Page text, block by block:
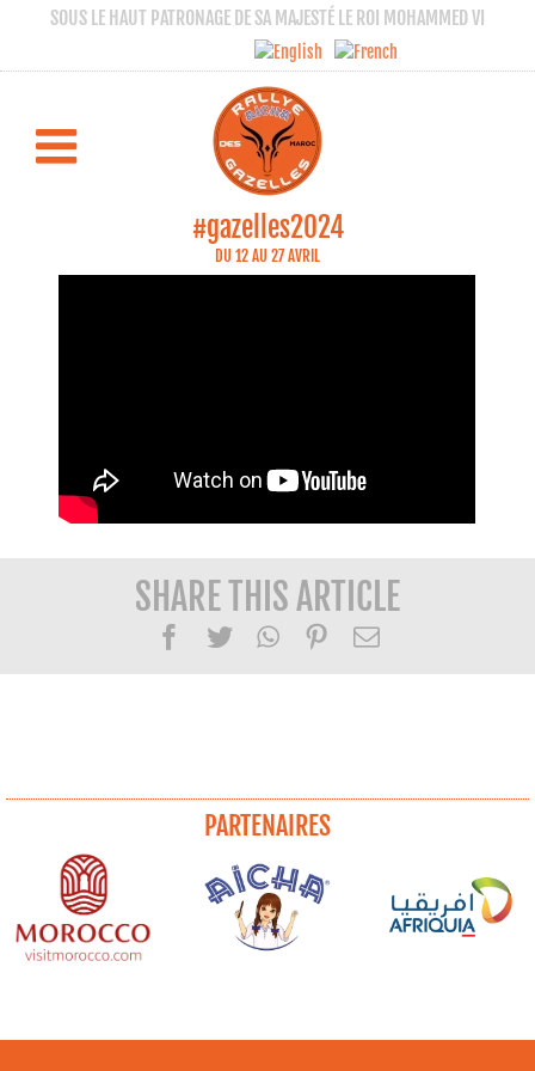
SOUS LE HAUT PATRONAGE DE SA MAJESTÉ LE ROI MOHAMMED VI
#gazelles2024
DU 12 AU 27 AVRIL
Gazelles TV - Vérification Erfoud
RALLYE AÏCHA DES GAZELLES 2024
SHARE THIS ARTICLE
Facebook
TwitterWhatsApp
Pinterest
Email
PARTENAIRES